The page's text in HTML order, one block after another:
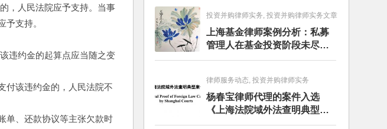
，人民法院应予支持。当事
支持。
违约金的起算点应当随之变
付该违约金的，人民法院不
单、还款协议等主张欠款时
投资并购律师实务, 投资并购律师实务文章
上海基金律师案例分析：私募
管理人在基金投资阶段未尽勤
勉义务的赔偿责任
律师服务动态, 投资并购律师实务
杨春宝律师代理的案件入选
《上海法院域外法查明典型案
例》